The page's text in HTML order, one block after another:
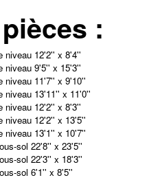
:
niveau 12'2'' x 8'4''
niveau 9'5'' x 15'3''
niveau 11'7'' x 9'10''
niveau 13'11'' x 11'0''
niveau 12'2'' x 8'3''
niveau 12'2'' x 13'5''
niveau 13'1'' x 10'7''
sol 22'8'' x 23'5''
sol 22'3'' x 18'3''
sol 6'1'' x 8'5''